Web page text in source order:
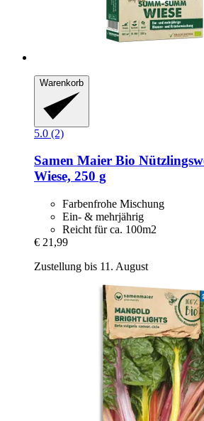
Warenkorb
5.0 (2)
Samen Maier Bio
Wiese, 250 g
Farbenfrohe Mischung
Ein- & mehrjährig
Reicht für ca. 100m2
€ 21,99
Zustellung bis 11. August